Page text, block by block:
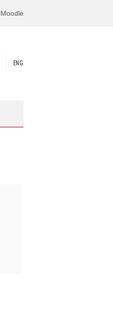
Moodle
ENG